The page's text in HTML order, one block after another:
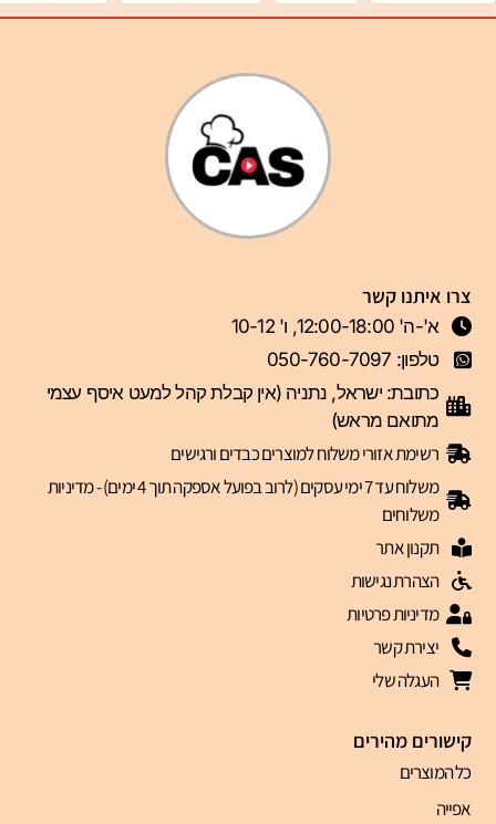
קישורים מהירים
כל המוצרים
אפייה
צרו איתנו קשר
א'-ה' 12:00-18:00, ו' 10-12
טלפון: 050-760-7097
כתובת: ישראל, נתניה (אין קבלת קהל למעט איסף עצמי
מתואם מראש)
רשימת אזורי משלוח למוצרים כבדים ורגישים
משלוח עד 7 ימי עסקים (לרוב בפועל אספקה תוך 4 ימים) - מדיניות
משלוחים
תקנון אתר
הצהרת נגישות
מדיניות פרטיות
יצירת קשר
העגלה שלי